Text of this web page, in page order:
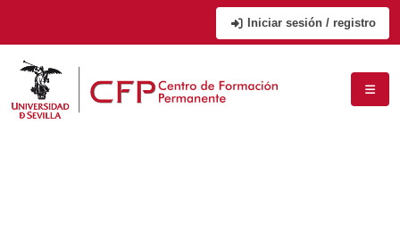
Iniciar sesión / registro